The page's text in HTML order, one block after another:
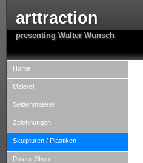
arttraction
presenting Walter Wunsch
Home
Malerei
Seidenmalerei
Zeichnungen
Skulpturen / Plastiken
Poster-Shop